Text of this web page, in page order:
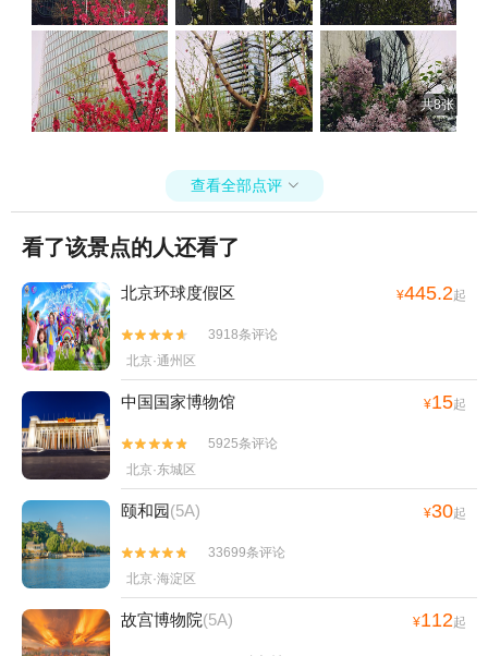
共8张
查看全部点评 
看了该景点的人还看了
北京环球度假区 ¥445.2起


3918条评论
北京·通州区
中国国家博物馆 ¥15起


5925条评论
北京·东城区
颐和园(5A) ¥30起


33699条评论
北京·海淀区
故宫博物院(5A) ¥112起